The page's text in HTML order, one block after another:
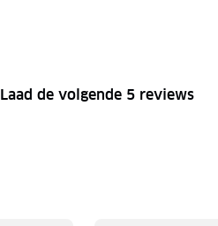
Laad de volgende 5 reviews